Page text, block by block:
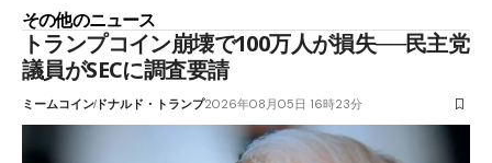
その他のニュース
トランプコイン崩壊で100万人が損失──民主党
議員がSECに調査要請
ミームコインドナルド・トランプ2026年08月05日 16時23分